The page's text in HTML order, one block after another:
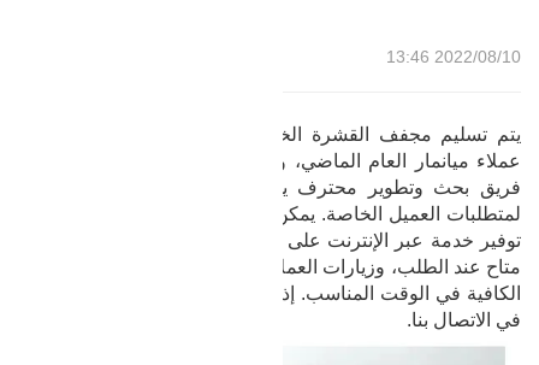
2022/08/10 13:46
يتم تسليم مجفف القشرة الخاص بنا الذي تم شراؤه من قبل
عملاء ميانمار العام الماضي، وسيحصل عليه العملاء قريبًا. لدينا
فريق بحث وتطوير محترف يمكنه تصميم نماذج مختلفة وفقًا
لمتطلبات العميل الخاصة. يمكن لنظام خدمة ما بعد البيع المثالي
متاح عند الطلب، وزيارات العملاء المنتظمة، وإمدادات قطع الغيار
الكافية في الوقت المناسب. إذا كان لديك أي احتياجات، فلا تتردد
في الاتصال بنا.